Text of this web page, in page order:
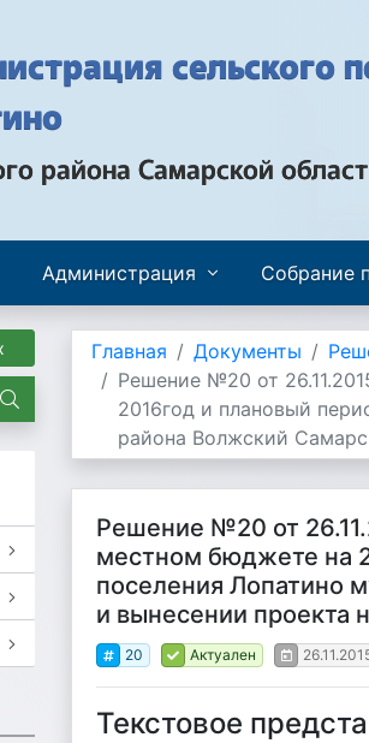
сельского
района Самарской
Администрация Собрание
Главная Документы
Решение №20 от
2016год и плановый
района Волжский
Решение №20 от
местном бюджете на
поселения Лопатино
и вынесении проекта
20 Актуален
Текстовое